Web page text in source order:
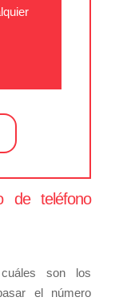
de teléfono
son los
el número